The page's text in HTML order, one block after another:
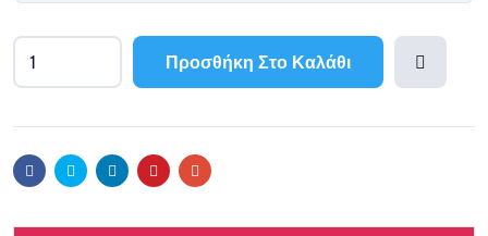
Προσθήκη Στο Καλάθι
l
r
FacebookTwitter LinkedinPinterestEmail